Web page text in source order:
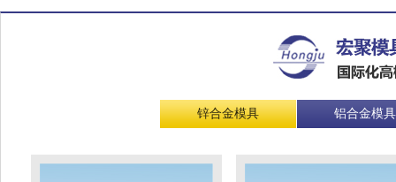
锌合金模具 铝合金模具